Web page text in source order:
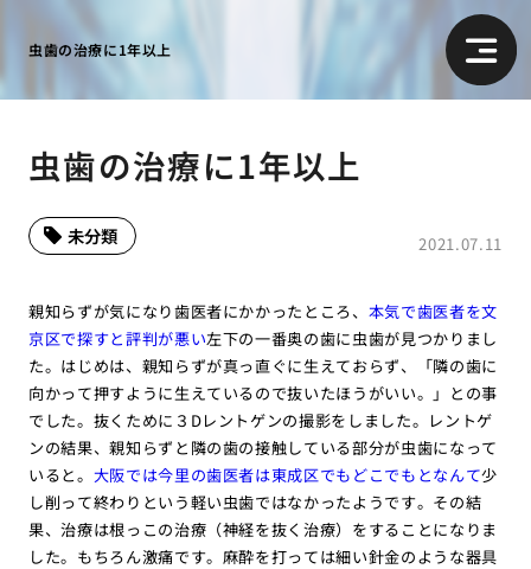
虫歯の治療に1年以上
虫歯の治療に1年以上
2021.07.11
未分類
親知らずが気になり歯医者にかかったところ、 本気で歯医者を文
京区で探すと評判が悪い左下の一番奥の歯に虫歯が見つかりまし
た。はじめは、親知らずが真っ直ぐに生えておらず、「隣の歯に
向かって押すように生えているので抜いたほうがいい。」との事
でした。抜くために３Dレントゲンの撮影をしました。レントゲ
ンの結果、親知らずと隣の歯の接触している部分が虫歯になって
いると。 大阪では今里の歯医者は東成区でもどこでもとなんて少
し削って終わりという軽い虫歯ではなかったようです。その結
果、治療は根っこの治療（神経を抜く治療）をすることになりま
した。もちろん激痛です。麻酔を打っては細い針金のような器具